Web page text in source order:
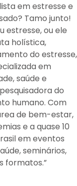
em estresse e
Tamo junto!
estresse, ou ele
holística,
do estresse,
em
saúde e
do
humano. Com
de bem-estar,
e a quase 10
em eventos
seminários,
formatos.”